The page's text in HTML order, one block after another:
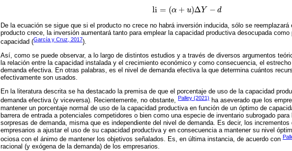
li = (α + u)ΔY − d
li= (α +u)ΔY −d
De la ecuación se sigue que si el producto no crece no habrá inversión inducida, sólo se
producto crece, la inversión aumentará tanto para emplear la capacidad productiva desocupada como
capacidad (García y Cruz, 2017).
Así, como se puede observar, a lo largo de distintos estudios y a través de diversos argumentos
la relación entre la capacidad instalada y el crecimiento económico y como consecuencia, el
demanda efectiva. En otras palabras, es el nivel de demanda efectiva la que determina cuántos
efectivamente son usados.
En la literatura descrita se ha destacado la premisa de que el porcentaje de uso de la capacidad
demanda efectiva (y viceversa). Recientemente, no obstante, Palley (2021) ha aseverado que los
mantener un porcentaje normal de uso de la capacidad productiva en función de un óptimo de
barrera de entrada a potenciales competidores o bien como una especie de inventario subrogado
sorpresas de demanda, misma que es independiente del nivel de demanda. Es decir, los incrementos
empresarios a ajustar el uso de su capacidad productiva y en consecuencia a mantener su nivel
ociosa con el ánimo de mantener los objetivos señalados. Es, en última instancia, de acuerdo con
racional (y exógena de la demanda) de los empresarios.